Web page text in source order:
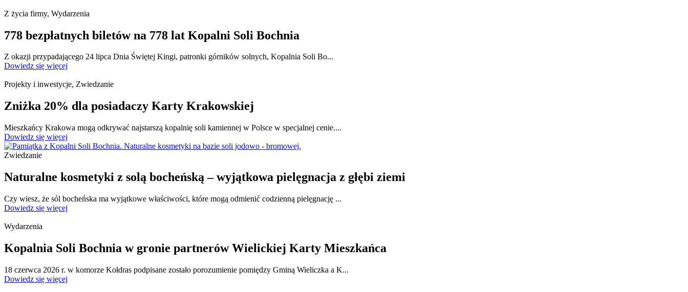
Z życia firmy, Wydarzenia
778 bezpłatnych biletów na 778 lat Kopalni Soli Bochnia
Z okazji przypadającego 24 lipca Dnia Świętej Kingi, patronki górników solnych, Kopalnia Soli Bo...
Dowiedz się więcej
Projekty i inwestycje, Zwiedzanie
Zniżka 20% dla posiadaczy Karty Krakowskiej
Mieszkańcy Krakowa mogą odkrywać najstarszą kopalnię soli kamiennej w Polsce w specjalnej cenie....
Dowiedz się więcej
Zwiedzanie
Naturalne kosmetyki z solą bocheńską – wyjątkowa pielęgnacja z głębi ziemi
Czy wiesz, że sól bocheńska ma wyjątkowe właściwości, które mogą odmienić codzienną pielęgnację ...
Dowiedz się więcej
Wydarzenia
Kopalnia Soli Bochnia w gronie partnerów Wielickiej Karty Mieszkańca
18 czerwca 2026 r. w komorze Kołdras podpisane zostało porozumienie pomiędzy Gminą Wieliczka a K...
Dowiedz się więcej